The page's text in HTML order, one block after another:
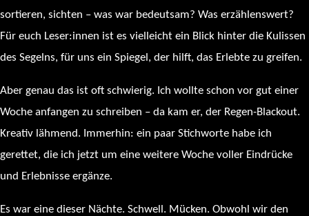
sortieren, sichten – was war bedeutsam? Was erzählenswert?
Für euch Leser:innen ist es vielleicht ein Blick hinter die Kulissen
des Segelns, für uns ein Spiegel, der hilft, das Erlebte zu greifen.
Aber genau das ist oft schwierig. Ich wollte schon vor gut einer
Woche anfangen zu schreiben – da kam er, der Regen-Blackout.
Kreativ lähmend. Immerhin: ein paar Stichworte habe ich
gerettet, die ich jetzt um eine weitere Woche voller Eindrücke
und Erlebnisse ergänze.
Es war eine dieser Nächte. Schwell. Mücken. Obwohl wir den